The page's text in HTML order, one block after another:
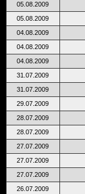
05.08.2009
05.08.2009
04.08.2009
04.08.2009
04.08.2009
31.07.2009
31.07.2009
29.07.2009
28.07.2009
28.07.2009
27.07.2009
27.07.2009
27.07.2009
26.07.2009